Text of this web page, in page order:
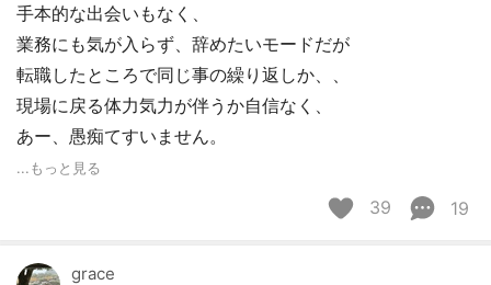
手本的な出会いもなく、
業務にも気が入らず、辞めたいモードだが
転職したところで同じ事の繰り返しか、、
現場に戻る体力気力が伴うか自信なく、
あー、愚痴てすいません。
...もっと見る
39 19
grace